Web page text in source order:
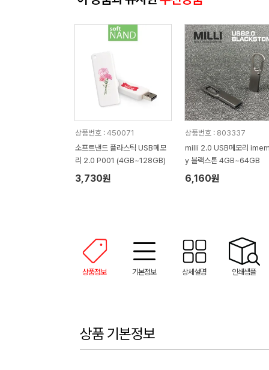
상품번호 : 450071
소프트낸드 플라스틱 USB메모
리 2.0 P001 (4GB~128GB)
3,730원
상품번호 : 803337
milli 2.0 USB메모리
y 블랙스톤 4GB~64GB
6,160원
상품정보 기본정보 상세설명 인쇄샘플
상품 기본정보